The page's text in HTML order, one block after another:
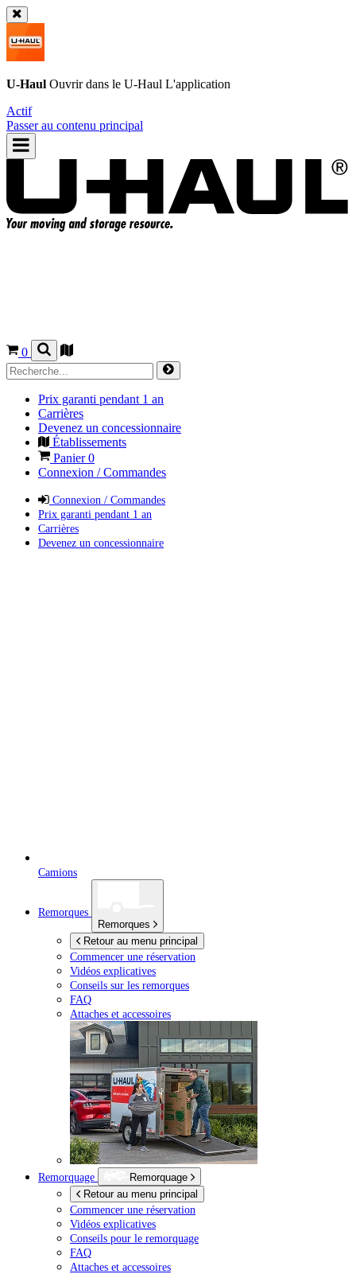
U-Haul Ouvrir dans le U-Haul L'application
Actif
Passer au contenu principal
0
Prix garanti pendant 1 an
Carrières
Devenez un concessionnaire
Établissements
Panier0
Connexion / Commandes
Connexion / Commandes
Prix garanti pendant 1 an
Carrières
Devenez un concessionnaire
Camions
Remorques
Remorques
Retour au menu principal
Commencer une réservation
Vidéos explicatives
Conseils sur les remorques
FAQ
Attaches et accessoires
Remorquage
Remorquage
Retour au menu principal
Commencer une réservation
Vidéos explicatives
Conseils pour le remorquage
FAQ
Attaches et accessoires